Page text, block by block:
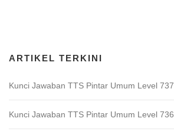
ARTIKEL TERKINI
Kunci Jawaban TTS Pintar Umum Level 737
Kunci Jawaban TTS Pintar Umum Level 736